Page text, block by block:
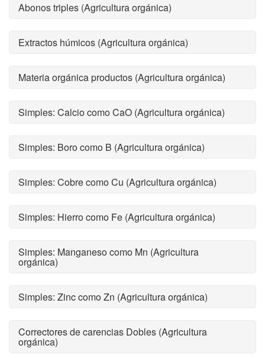
Abonos triples (Agricultura orgánica)
Extractos húmicos (Agricultura orgánica)
Materia orgánica productos (Agricultura orgánica)
Simples: Calcio como CaO (Agricultura orgánica)
Simples: Boro como B (Agricultura orgánica)
Simples: Cobre como Cu (Agricultura orgánica)
Simples: Hierro como Fe (Agricultura orgánica)
Simples: Manganeso como Mn (Agricultura
orgánica)
Simples: Zinc como Zn (Agricultura orgánica)
Correctores de carencias Dobles (Agricultura
orgánica)